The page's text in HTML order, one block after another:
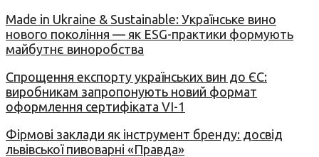
Made in Ukraine & Sustainable: Українське вино
нового покоління — як ESG-практики формують
майбутнє виноробства
Спрощення експорту українських вин до ЄС:
виробникам запропонують новий формат
оформлення сертифіката VI-1
Фірмові заклади як інструмент бренду: досвід
львівської пивоварні «Правда»